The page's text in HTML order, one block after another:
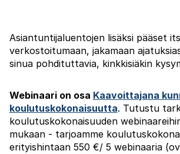
Asiantuntijaluentojen lisäksi pääset
verkostoitumaan, jakamaan
sinua pohdituttavia, kinkkisiäkin
Webinaari on osa Kaavoittajana
koulutuskokonaisuutta. Tutustu
koulutuskokonaisuuden
mukaan - tarjoamme
erityishintaan 550 €/ 5 webinaaria